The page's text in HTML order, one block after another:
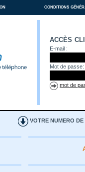
conditions
accès
E-mail :
Mot de passe:
mot de
VOTRE NUMERO DE